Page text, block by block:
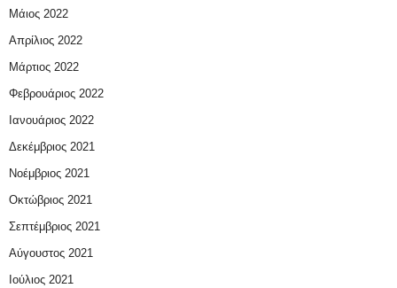
Μάιος 2022
Απρίλιος 2022
Μάρτιος 2022
Φεβρουάριος 2022
Ιανουάριος 2022
Δεκέμβριος 2021
Νοέμβριος 2021
Οκτώβριος 2021
Σεπτέμβριος 2021
Αύγουστος 2021
Ιούλιος 2021